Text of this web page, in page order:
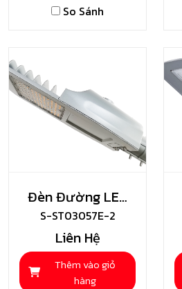
So Sánh
Đèn Đường LED
Shining
S-ST03057E-2
Liên Hệ
Thêm vào giỏ
hàng